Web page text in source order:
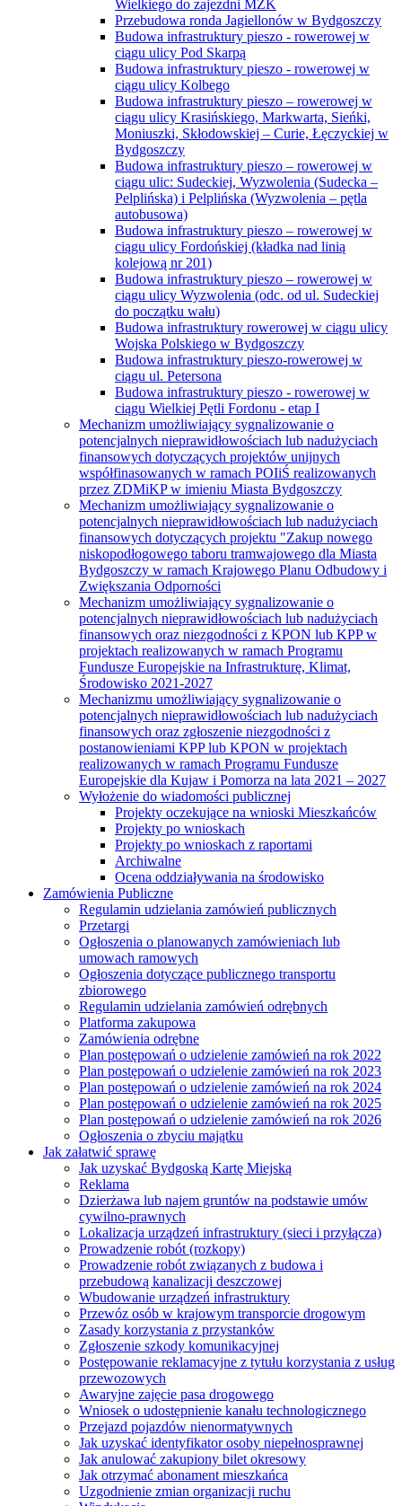
Wielkiego do zajezdni MZK
Przebudowa ronda Jagiellonów w Bydgoszczy
Budowa infrastruktury pieszo - rowerowej w
ciągu ulicy Pod Skarpą
Budowa infrastruktury pieszo - rowerowej w
ciągu ulicy Kolbego
Budowa infrastruktury pieszo – rowerowej w
ciągu ulicy Krasińskiego, Markwarta, Sieńki,
Moniuszki, Skłodowskiej – Curie, Łęczyckiej w
Bydgoszczy
Budowa infrastruktury pieszo – rowerowej w
ciągu ulic: Sudeckiej, Wyzwolenia (Sudecka –
Pelplińska) i Pelplińska (Wyzwolenia – pętla
autobusowa)
Budowa infrastruktury pieszo – rowerowej w
ciągu ulicy Fordońskiej (kładka nad linią
kolejową nr 201)
Budowa infrastruktury pieszo – rowerowej w
ciągu ulicy Wyzwolenia (odc. od ul. Sudeckiej
do początku wału)
Budowa infrastruktury rowerowej w ciągu ulicy
Wojska Polskiego w Bydgoszczy
Budowa infrastruktury pieszo-rowerowej w
ciągu ul. Petersona
Budowa infrastruktury pieszo - rowerowej w
ciągu Wielkiej Pętli Fordonu - etap I
Mechanizm umożliwiający sygnalizowanie o
potencjalnych nieprawidłowościach lub nadużyciach
finansowych dotyczących projektów unijnych
współfinasowanych w ramach POIiŚ realizowanych
przez ZDMiKP w imieniu Miasta Bydgoszczy
Mechanizm umożliwiający sygnalizowanie o
potencjalnych nieprawidłowościach lub nadużyciach
finansowych dotyczących projektu "Zakup nowego
niskopodłogowego taboru tramwajowego dla Miasta
Bydgoszczy w ramach Krajowego Planu Odbudowy i
Zwiększania Odporności
Mechanizm umożliwiający sygnalizowanie o
potencjalnych nieprawidłowościach lub nadużyciach
finansowych oraz niezgodności z KPON lub KPP w
projektach realizowanych w ramach Programu
Fundusze Europejskie na Infrastrukturę, Klimat,
Środowisko 2021-2027
Mechanizmu umożliwiający sygnalizowanie o
potencjalnych nieprawidłowościach lub nadużyciach
finansowych oraz zgłoszenie niezgodności z
postanowieniami KPP lub KPON w projektach
realizowanych w ramach Programu Fundusze
Europejskie dla Kujaw i Pomorza na lata 2021 – 2027
Wyłożenie do wiadomości publicznej
Projekty oczekujące na wnioski Mieszkańców
Projekty po wnioskach
Projekty po wnioskach z raportami
Archiwalne
Ocena oddziaływania na środowisko
Zamówienia Publiczne
Regulamin udzielania zamówień publicznych
Przetargi
Ogłoszenia o planowanych zamówieniach lub
umowach ramowych
Ogłoszenia dotyczące publicznego transportu
zbiorowego
Regulamin udzielania zamówień odrębnych
Platforma zakupowa
Zamówienia odrębne
Plan postępowań o udzielenie zamówień na rok 2022
Plan postępowań o udzielenie zamówień na rok 2023
Plan postępowań o udzielenie zamówień na rok 2024
Plan postępowań o udzielenie zamówień na rok 2025
Plan postępowań o udzielenie zamówień na rok 2026
Ogłoszenia o zbyciu majątku
Jak załatwić sprawę
Jak uzyskać Bydgoską Kartę Miejską
Reklama
Dzierżawa lub najem gruntów na podstawie umów
cywilno-prawnych
Lokalizacja urządzeń infrastruktury (sieci i przyłącza)
Prowadzenie robót (rozkopy)
Prowadzenie robót związanych z budowa i
przebudową kanalizacji deszczowej
Wbudowanie urządzeń infrastruktury
Przewóz osób w krajowym transporcie drogowym
Zasady korzystania z przystanków
Zgłoszenie szkody komunikacyjnej
Postępowanie reklamacyjne z tytułu korzystania z usług
przewozowych
Awaryjne zajęcie pasa drogowego
Wniosek o udostępnienie kanału technologicznego
Przejazd pojazdów nienormatywnych
Jak uzyskać identyfikator osoby niepełnosprawnej
Jak anulować zakupiony bilet okresowy
Jak otrzymać abonament mieszkańca
Uzgodnienie zmian organizacji ruchu